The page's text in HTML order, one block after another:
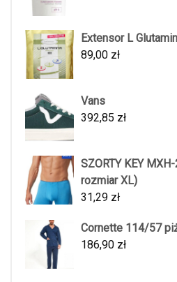
Extensor L
89,00 zł
Vans
392,85 zł
SZORTY KEY
rozmiar XL)
31,29 zł
Cornette 114/57
186,90 zł